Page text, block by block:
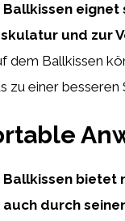
Ballkissen
und zur
dem Ballkissen
zu einer
Ballkissen
durch